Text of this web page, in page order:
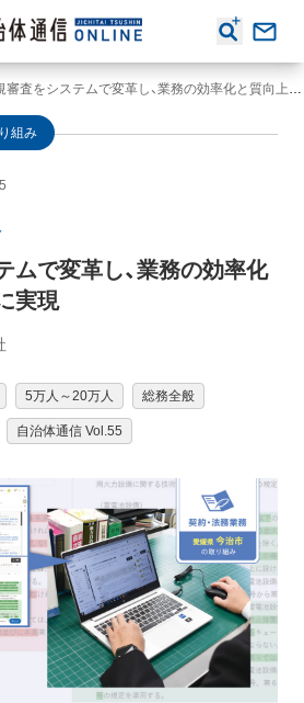
例規審査をシステムで変革し、業務の効率化と質向上を同時に実現
組み
ムで変革し、業務の効率化
実現
5万人～20万人 総務全般
自治体通信 Vol.55